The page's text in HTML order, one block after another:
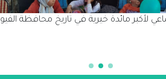
لأكبر مائدة خيرية في تاريخ محافظة